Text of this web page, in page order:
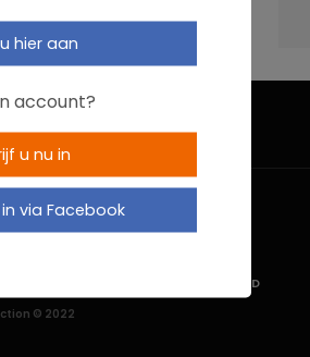
hier aan
account?
u nu in
via Facebook
PRIVACYBELEID
© 2022